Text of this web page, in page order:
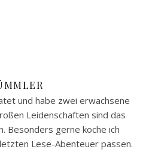
und habe zwei erwachsene
Leidenschaften sind das
Besonders gerne koche ich
Lese-Abenteuer passen.